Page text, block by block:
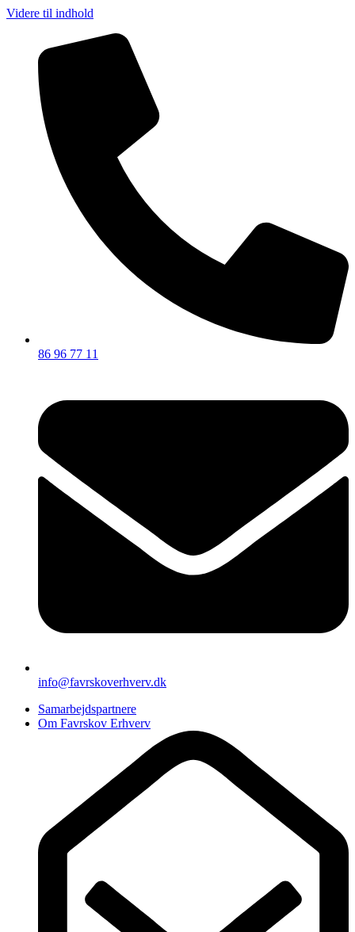
Videre til indhold
86 96 77 11
info@favrskoverhverv.dk
Samarbejdspartnere
Om Favrskov Erhverv